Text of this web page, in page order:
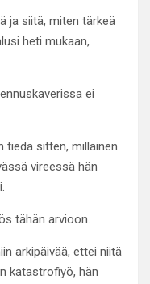
ja siitä, miten tärkeä
heti mukaan,
ei
tiedä sitten, millainen
vireessä hän
tähän arvioon.
arkipäivää, ettei niitä
katastrofiyö, hän